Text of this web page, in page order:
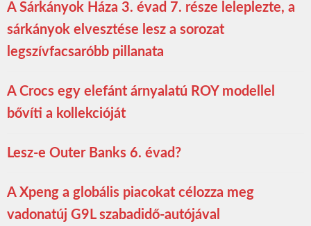
A Sárkányok Háza 3. évad 7. része leleplezte, a
sárkányok elvesztése lesz a sorozat
legszívfacsaróbb pillanata
A Crocs egy elefánt árnyalatú ROY modellel
bővíti a kollekcióját
Lesz-e Outer Banks 6. évad?
A Xpeng a globális piacokat célozza meg
vadonatúj G9L szabadidő-autójával